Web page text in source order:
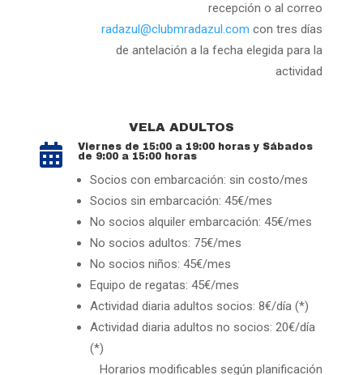
recepción o al correo
radazul@clubmradazul.com con tres días
de antelación a la fecha elegida para la
actividad
VELA ADULTOS

Viernes de 15:00 a 19:00 horas y Sábados
de 9:00 a 15:00 horas
Socios con embarcación: sin costo/mes
Socios sin embarcación: 45€/mes
No socios alquiler embarcación: 45€/mes
No socios adultos: 75€/mes
No socios niños: 45€/mes
Equipo de regatas: 45€/mes
Actividad diaria adultos socios: 8€/día (*)
Actividad diaria adultos no socios: 20€/día
(*)
Horarios modificables según planificación